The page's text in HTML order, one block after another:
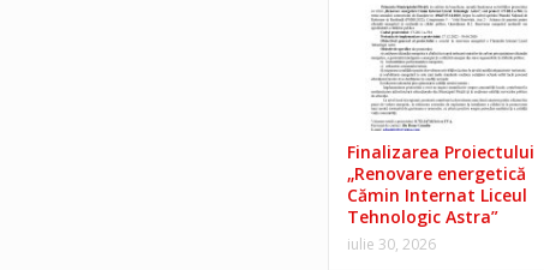
Finalizarea Proiectului
„Renovare energetică
Cămin Internat Liceul
Tehnologic Astra”
iulie 30, 2026